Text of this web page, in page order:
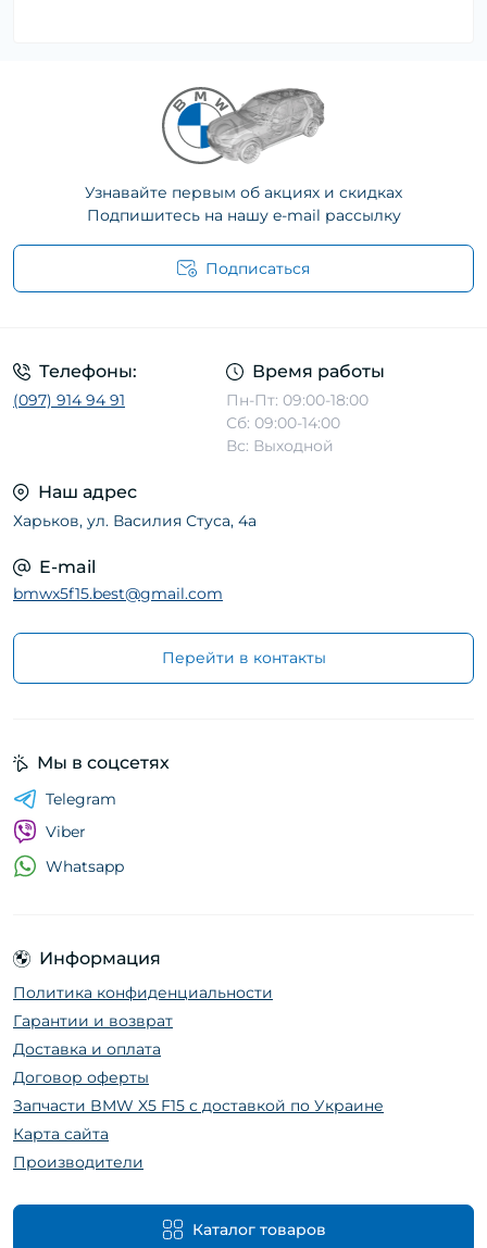
Узнавайте первым об акциях и скидках
Подпишитесь на нашу e-mail рассылку
Подписаться
Телефоны:
(097) 914 94 91
Время работы
Пн-Пт: 09:00-18:00
Сб: 09:00-14:00
Вс: Выходной
Наш адрес
Харьков, ул. Василия Стуса, 4а
E-mail
bmwx5f15.best@gmail.com
Перейти в контакты
Информация
Политика конфиденциальности
Гарантии и возврат
Доставка и оплата
Договор оферты
Запчасти BMW X5 F15 с доставкой по Украине
Карта сайта
Производители
Каталог товаров
Мы в соцсетях
Telegram
Viber
Whatsapp